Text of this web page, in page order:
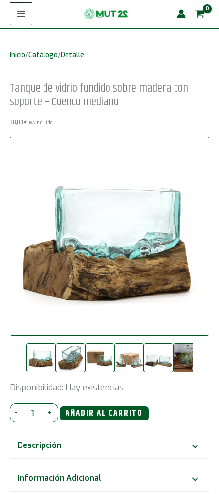
Inicio/Catálogo/Detalle
Tanque de vidrio fundido sobre madera con
soporte – Cuenco mediano
30,00€ IVA incluido
Disponibilidad: Hay existencias
-
Tanque
de
vidrio
+ AÑADIR AL CARRITO
Descripción
Información Adicional
vidrio
fundido
madera
soporte
-
Cuenco
mediano